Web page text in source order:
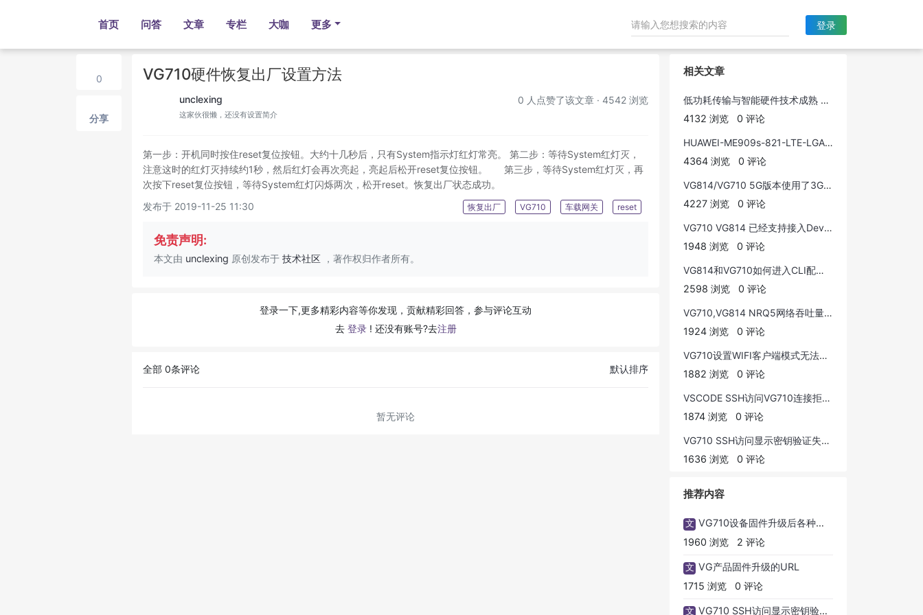
首页 问答 文章 专栏 大咖 更多 登录
0
分享
VG710硬件恢复出厂设置方法
unclexing
这家伙很懒，还没有设置简介
0 人点赞了该文章 · 4542 浏览
第一步：开机同时按住reset复位按钮。大约十几秒后，只有System指示灯红灯常亮。 第二步：等待System红灯灭，
注意这时的红灯灭持续约1秒，然后红灯会再次亮起，亮起后松开reset复位按钮。 第三步，等待System红灯灭，再
次按下reset复位按钮，等待System红灯闪烁两次，松开reset。恢复出厂状态成功。
发布于 2019-11-25 11:30
恢复出厂 VG710 车载网关 reset
免责声明:
本文由 unclexing 原创发布于 技术社区 ，著作权归作者所有。
登录一下,更多精彩内容等你发现，贡献精彩回答，参与评论互动
去 登录 ! 还没有账号?去注册
全部 0条评论 默认排序
暂无评论
相关文章
低功耗传输与智能硬件技术成熟 为物联网应用构建基础
4132 浏览
0 评论
HUAWEI-ME909s-821-LTE-LGA模块硬件指南
4364 浏览
0 评论
VG814/VG710 5G版本使用了3GPP R16模组，3GPP R16 有哪些特点呢？
4227 浏览
0 评论
VG710 VG814 已经支持接入DeviceLive平台
1948 浏览
0 评论
VG814和VG710如何进入CLI配置页面
2598 浏览
0 评论
VG710,VG814 NRQ5网络吞吐量实际测试数据
1924 浏览
0 评论
VG710设置WIFI客户端模式无法保存问题解决方法
1882 浏览
0 评论
VSCODE SSH访问VG710连接拒绝问题
1874 浏览
0 评论
VG710 SSH访问显示密钥验证失败问题
1636 浏览
0 评论
推荐内容
文 VG710设备固件升级后各种问题可以解决
1960 浏览
2 评论
文 VG产品固件升级的URL
1715 浏览
0 评论
文 VG710 SSH访问显示密钥验证失败问题